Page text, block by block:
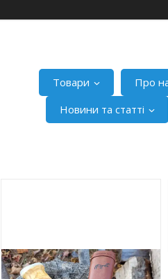
Товари Про
Новини та статті